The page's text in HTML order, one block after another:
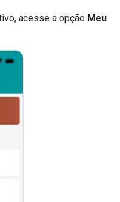
acesse a opção Meu